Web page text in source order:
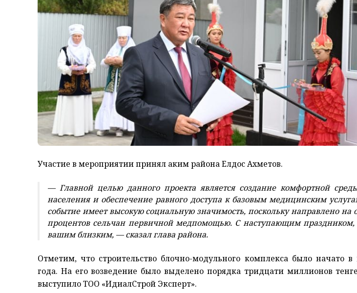
Участие в мероприятии принял аким района Елдос Ахметов.
— Главной целью данного проекта является создание комфортной
населения и обеспечение равного доступа к базовым медицинским
событие имеет высокую социальную значимость, поскольку направлено на
процентов сельчан первичной медпомощью. С наступающим праздником,
вашим близким, — сказал глава района.
Отметим, что строительство блочно-модульного комплекса было начато
года. На его возведение было выделено порядка тридцати миллионов
выступило ТОО «ИдиалСтрой Эксперт».